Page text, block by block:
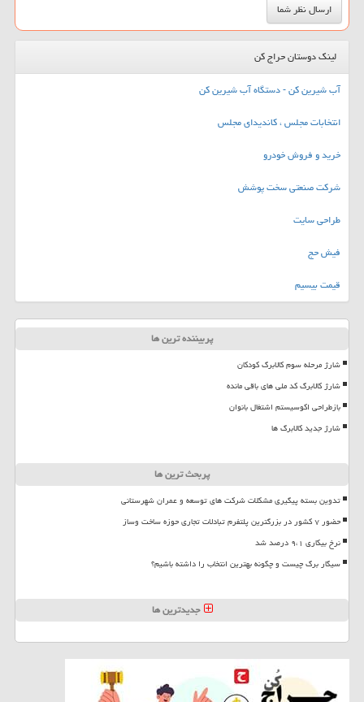
لینک دوستان حراج کن
آب شیرین کن - دستگاه آب شیرین کن
انتخابات مجلس ، کاندیدای مجلس
خرید و فروش خودرو
شرکت صنعتی سخت پوشش
طراحی سایت
فیش حج
قیمت بیسیم
پربیننده ترین ها
شارژ مرحله سوم کالابرگ کودکان
شارژ کالابرگ کد ملی های باقی مانده
بازطراحی اکوسیستم اشتغال بانوان
شارژ جدید کالابرگ ها
پربحث ترین ها
تدوین بسته پیگیری مشکلات شرکت های توسعه و عمران شهرستانی
حضور ۷ کشور در بزرگترین پلتفرم تبادلات تجاری حوزه ساخت وساز
نرخ بیکاری ۹،۱ درصد شد
سیگار برگ چیست و چگونه بهترین انتخاب را داشته باشیم؟
جدیدترین ها